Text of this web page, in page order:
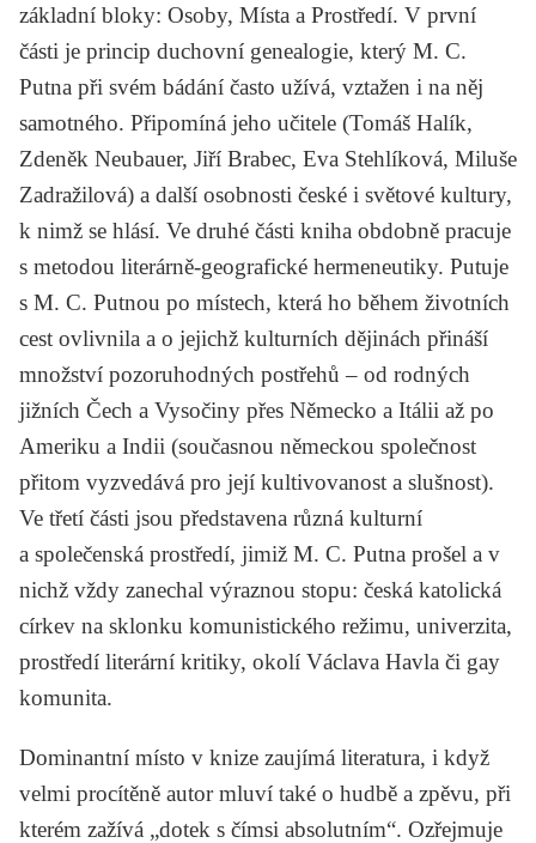
základní bloky: Osoby, Místa a Prostředí. V první
části je princip duchovní genealogie, který M. C.
Putna při svém bádání často užívá, vztažen i na něj
samotného. Připomíná jeho učitele (Tomáš Halík,
Zdeněk Neubauer, Jiří Brabec, Eva Stehlíková, Miluše
Zadražilová) a další osobnosti české i světové kultury,
k nimž se hlásí. Ve druhé části kniha obdobně pracuje
s metodou literárně-geografické hermeneutiky. Putuje
s M. C. Putnou po místech, která ho během životních
cest ovlivnila a o jejichž kulturních dějinách přináší
množství pozoruhodných postřehů – od rodných
jižních Čech a Vysočiny přes Německo a Itálii až po
Ameriku a Indii (současnou německou společnost
přitom vyzvedává pro její kultivovanost a slušnost).
Ve třetí části jsou představena různá kulturní
a společenská prostředí, jimiž M. C. Putna prošel a v
nichž vždy zanechal výraznou stopu: česká katolická
církev na sklonku komunistického režimu, univerzita,
prostředí literární kritiky, okolí Václava Havla či gay
komunita.
Dominantní místo v knize zaujímá literatura, i když
velmi procítěně autor mluví také o hudbě a zpěvu, při
kterém zažívá „dotek s čímsi absolutním“. Ozřejmuje